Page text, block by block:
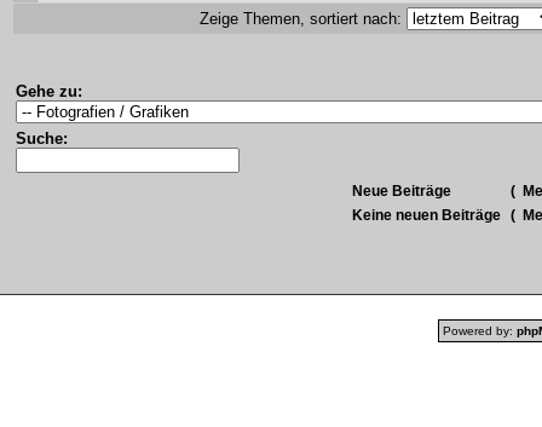
Zeige Themen, sortiert nach:
Gehe zu:
Suche:
Neue Beiträge (
Keine neuen Beiträge
(
Powered by: